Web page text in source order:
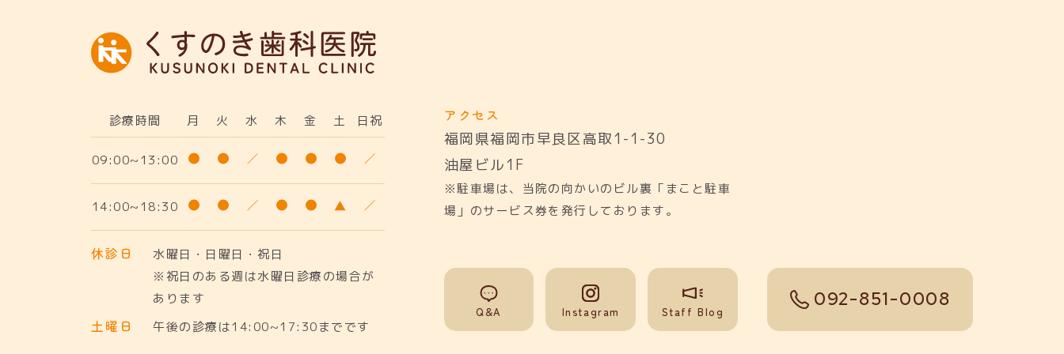
診療時間 月 火 水 木 金 土 日祝
09:00~13:00
14:00~18:30
休診日
水曜日・日曜日・祝日
※祝日のある週は水曜日診療の場合が
あります
土曜日 午後の診療は14:00~17:30までです
アクセス
福岡県福岡市早良区高取1-1-30
油屋ビル1F
※駐車場は、当院の向かいのビル裏「まこと駐車
場」のサービス券を発行しております。
Q&A Instagram Staff Blog
tel
092-851-0008